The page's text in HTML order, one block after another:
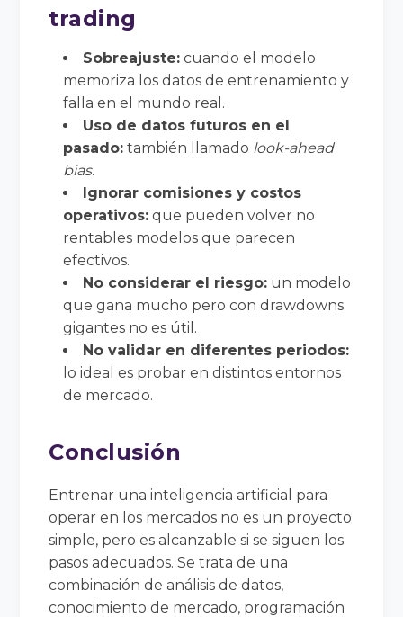
trading
Sobreajuste: cuando el modelo
memoriza los datos de entrenamiento y
falla en el mundo real.
Uso de datos futuros en el
pasado: también llamado look-ahead
bias.
Ignorar comisiones y costos
operativos: que pueden volver no
rentables modelos que parecen
efectivos.
No considerar el riesgo: un modelo
que gana mucho pero con drawdowns
gigantes no es útil.
No validar en diferentes periodos:
lo ideal es probar en distintos entornos
de mercado.
Conclusión
Entrenar una inteligencia artificial para
operar en los mercados no es un proyecto
simple, pero es alcanzable si se siguen los
pasos adecuados. Se trata de una
combinación de análisis de datos,
conocimiento de mercado, programación